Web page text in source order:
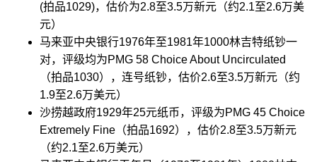
(拍品1029)，估价为2.8至3.5万新元（约2.1至2.6万美
元）
马来亚中央银行1976年至1981年1000林吉特纸钞一
对，评级均为PMG 58 Choice About Uncirculated
（拍品1030），连号纸钞，估价2.6至3.5万新元（约
1.9至2.6万美元）
沙捞越政府1929年25元纸币，评级为PMG 45 Choice
Extremely Fine（拍品1692），估价2.8至3.5万新元
（约2.1至2.6万美元）